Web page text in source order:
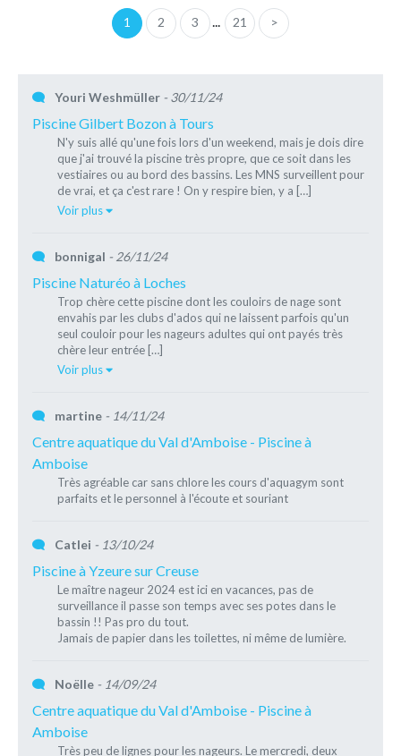
1 2 3 ... 21 >
Youri Weshmüller - 30/11/24
Piscine Gilbert Bozon à Tours
N'y suis allé qu'une fois lors d'un weekend, mais je dois dire
que j'ai trouvé la piscine très propre, que ce soit dans les
vestiaires ou au bord des bassins. Les MNS surveillent pour
de vrai, et ça c'est rare ! On y respire bien, y a […]
Voir plus
bonnigal - 26/11/24
Piscine Naturéo à Loches
Trop chère cette piscine dont les couloirs de nage sont
envahis par les clubs d'ados qui ne laissent parfois qu'un
seul couloir pour les nageurs adultes qui ont payés très
chère leur entrée […]
Voir plus
martine - 14/11/24
Centre aquatique du Val d'Amboise - Piscine à
Amboise
Très agréable car sans chlore les cours d'aquagym sont
parfaits et le personnel à l'écoute et souriant
Catlei - 13/10/24
Piscine à Yzeure sur Creuse
Le maître nageur 2024 est ici en vacances, pas de
surveillance il passe son temps avec ses potes dans le
bassin !! Pas pro du tout.
Jamais de papier dans les toilettes, ni même de lumière.
Noëlle - 14/09/24
Centre aquatique du Val d'Amboise - Piscine à
Amboise
Très peu de lignes pour les nageurs. Le mercredi, deux